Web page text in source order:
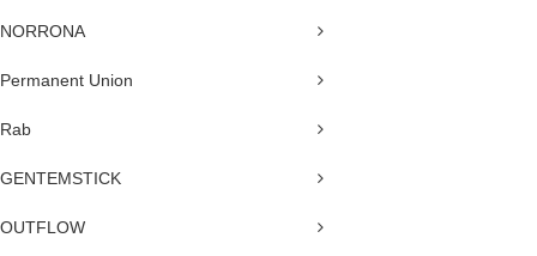
NORRONA
Permanent Union
Rab
GENTEMSTICK
OUTFLOW